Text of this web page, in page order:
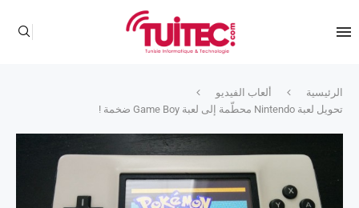
الرئيسية
ألعاب الفيديو
تحويل لعبة Nintendo محطّمة إلى لعبة Game Boy ضخمة !